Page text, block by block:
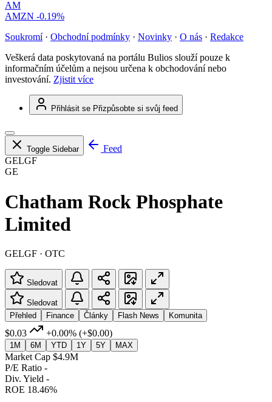
AM
AMZN -0.19%
Soukromí · Obchodní podmínky · Novinky · O nás · Redakce
Veškerá data poskytovaná na portálu Bulios slouží pouze k
informačním účelům a nejsou určena k obchodování nebo
investování. Zjistit více
Přihlásit se Přizpůsobte si svůj feed
Toggle Sidebar
Feed
GELGF
GE
Chatham Rock Phosphate
Limited
GELGF · OTC
Sledovat
Sledovat
Přehled
Finance Články Flash News Komunita
$0.03 +0.00% (+$0.00)
1M 6M YTD 1Y 5Y MAX
Market Cap $4.9M
P/E Ratio -
Div. Yield -
ROE 18.46%